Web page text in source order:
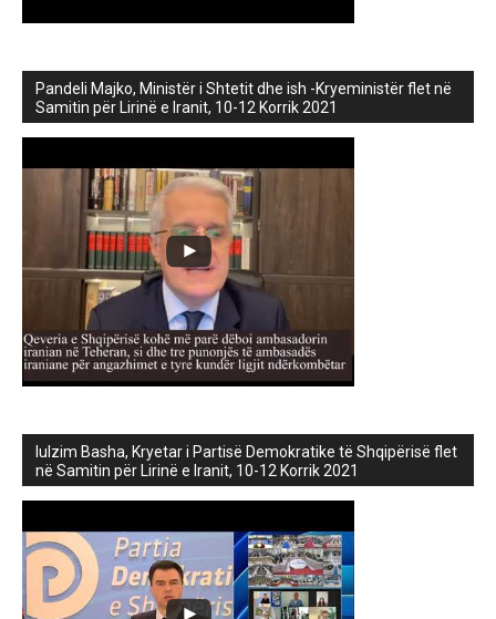
Pandeli Majko, Ministër i Shtetit dhe ish -Kryeministër flet në
Samitin për Lirinë e Iranit, 10-12 Korrik 2021
lulzim Basha, Kryetar i Partisë Demokratike të Shqipërisë flet
në Samitin për Lirinë e Iranit, 10-12 Korrik 2021